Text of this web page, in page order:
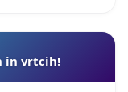
in vrtcih!